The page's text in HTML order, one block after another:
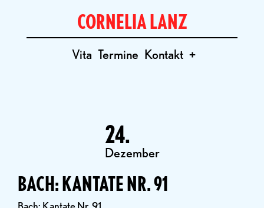
CORNELIA LANZ
Vita Termine Kontakt +
24.
Dezember
BACH: KANTATE NR. 91